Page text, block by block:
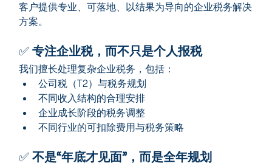
客户提供专业、可落地、以结果为导向的企业税务解决
方案。
✅ 专注企业税，而不只是个人报税
我们擅长处理复杂企业税务，包括：
公司税（T2）与税务规划
不同收入结构的合理安排
企业成长阶段的税务调整
不同行业的可扣除费用与税务策略
✅ 不是“年底才见面”，而是全年规划